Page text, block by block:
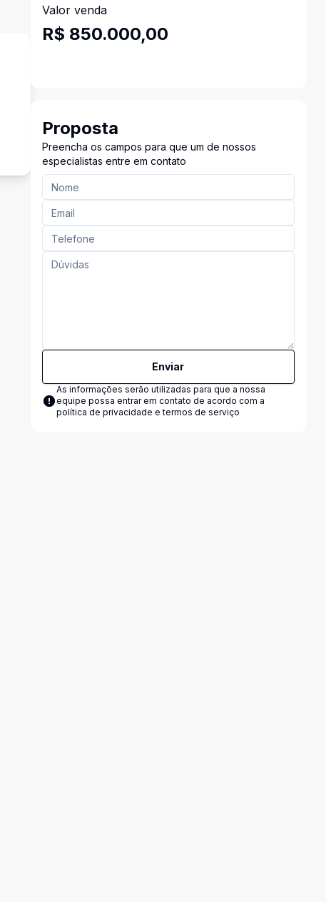
Valor venda
R$ 850.000,00
Proposta
Preencha os campos para que um de nossos
especialistas entre em contato
Enviar
As informações serão utilizadas para que a nossa
equipe possa entrar em contato de acordo com a
política de privacidade e termos de serviço